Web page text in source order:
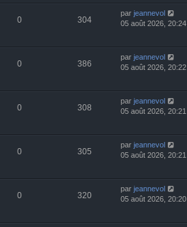
0 304
par jeannevol
05 août 2026, 20:24
0 386
par jeannevol
05 août 2026, 20:22
0 308
par jeannevol
05 août 2026, 20:21
0 305
par jeannevol
05 août 2026, 20:21
0 320
par jeannevol
05 août 2026, 20:20